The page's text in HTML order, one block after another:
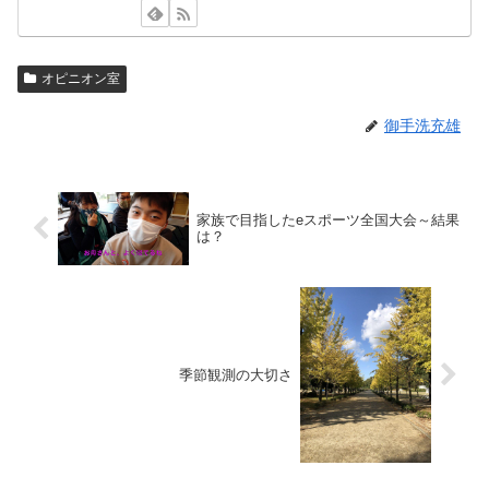
オピニオン室
御手洗充雄
家族で目指したeスポーツ全国大会～結果
は？
季節観測の大切さ